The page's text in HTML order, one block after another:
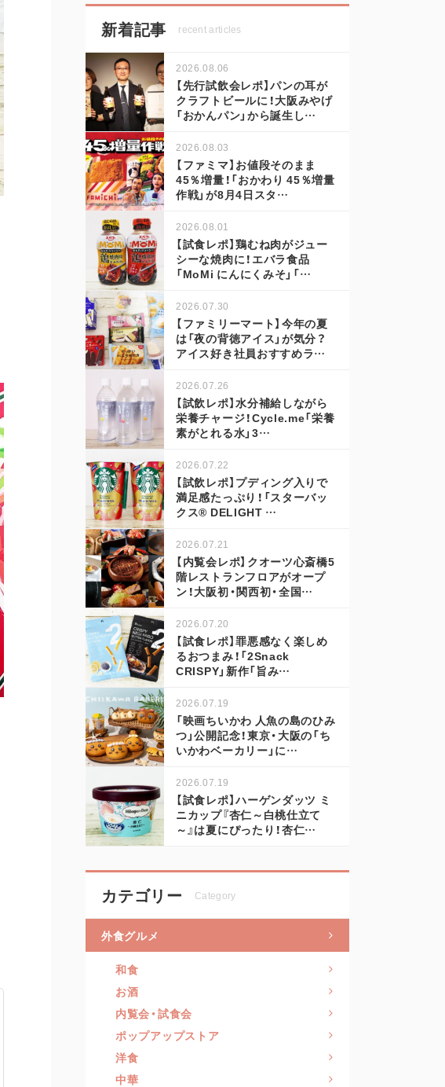
新着記事 recent articles
2026.08.06
【先行試飲会レポ】パンの耳が
クラフトビールに！大阪みやげ
「おかんパン」から誕生し…
2026.08.03
【ファミマ】お値段そのまま
45％増量！「おかわり 45％増量
作戦」が8月4日スタ…
2026.08.01
【試食レポ】鶏むね肉がジュー
シーな焼肉に！エバラ食品
「MoMi にんにくみそ」「…
2026.07.30
【ファミリーマート】今年の夏
は「夜の背徳アイス」が気分？
アイス好き社員おすすめラ…
2026.07.26
【試飲レポ】水分補給しながら
栄養チャージ！Cycle.me「栄養
素がとれる水」3…
2026.07.22
【試飲レポ】プディング入りで
満足感たっぷり！「スターバッ
クス® DELIGHT …
2026.07.21
【内覧会レポ】クオーツ心斎橋5
階レストランフロアがオープ
ン！大阪初・関西初・全国…
2026.07.20
【試食レポ】罪悪感なく楽しめ
るおつまみ！「2Snack
CRISPY」新作「旨み…
2026.07.19
「映画ちいかわ 人魚の島のひみ
つ」公開記念！東京・大阪の「ち
いかわベーカリー」に…
2026.07.19
【試食レポ】ハーゲンダッツ ミ
ニカップ『杏仁～白桃仕立て
～』は夏にぴったり！杏仁…
カテゴリー Category
外食グルメ
和食
お酒
内覧会・試食会
ポップアップストア
洋食
中華